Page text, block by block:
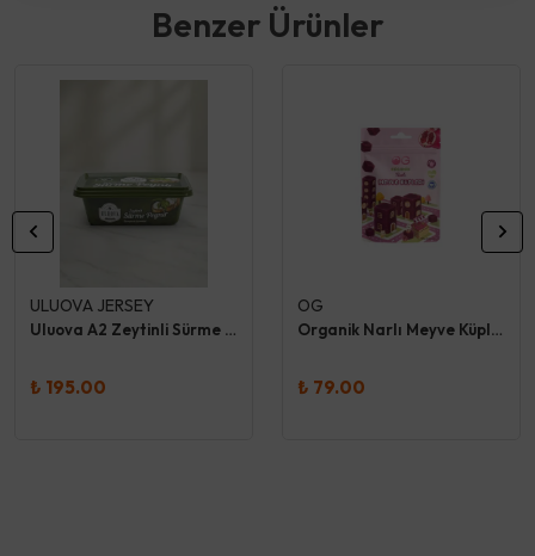
Benzer Ürünler
ULUOVA JERSEY
Uluova A2 Zeytinli Sürme Peynir
₺ 195.00
OG
Organik Narlı Meyve Küpleri 30 Gr
₺ 79.00